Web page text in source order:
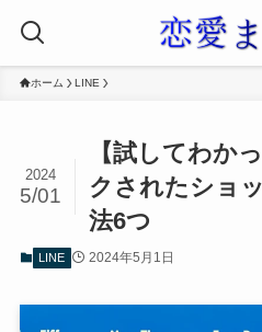
ホーム LINE
【試してわか
クされたショ
法6つ
2024
5/01
LINE 2024年5月1日